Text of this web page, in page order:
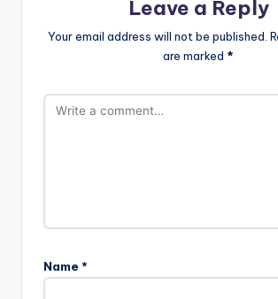
Leave a Reply
Your email address will not be published.
are marked *
Name *